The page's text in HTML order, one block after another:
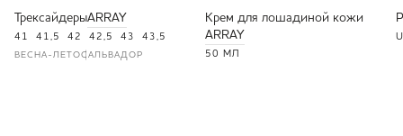
ТрексайдерыARRAY
41 41,5 42 42,5 43 43,5
ВЕСНА-ЛЕТОСАЛЬВАДОР
Крем для лошадиной кожи
ARRAY
50 МЛ